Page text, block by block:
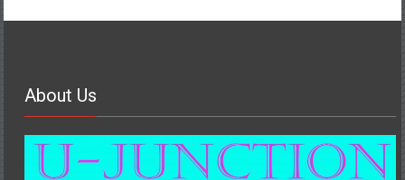
About Us